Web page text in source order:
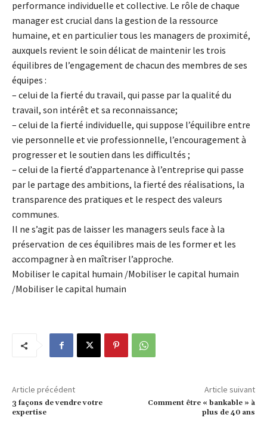
performance individuelle et collective. Le rôle de chaque
manager est crucial dans la gestion de la ressource
humaine, et en particulier tous les managers de proximité,
auxquels revient le soin délicat de maintenir les trois
équilibres de l’engagement de chacun des membres de ses
équipes :
– celui de la fierté du travail, qui passe par la qualité du
travail, son intérêt et sa reconnaissance;
– celui de la fierté individuelle, qui suppose l’équilibre entre
vie personnelle et vie professionnelle, l’encouragement à
progresser et le soutien dans les difficultés ;
– celui de la fierté d’appartenance à l’entreprise qui passe
par le partage des ambitions, la fierté des réalisations, la
transparence des pratiques et le respect des valeurs
communes.
Il ne s’agit pas de laisser les managers seuls face à la
préservation de ces équilibres mais de les former et les
accompagner à en maîtriser l’approche.
Mobiliser le capital humain /Mobiliser le capital humain
/Mobiliser le capital humain
Article précédent
3 façons de vendre votre
expertise
Article suivant
Comment être « bankable » à
plus de 40 ans